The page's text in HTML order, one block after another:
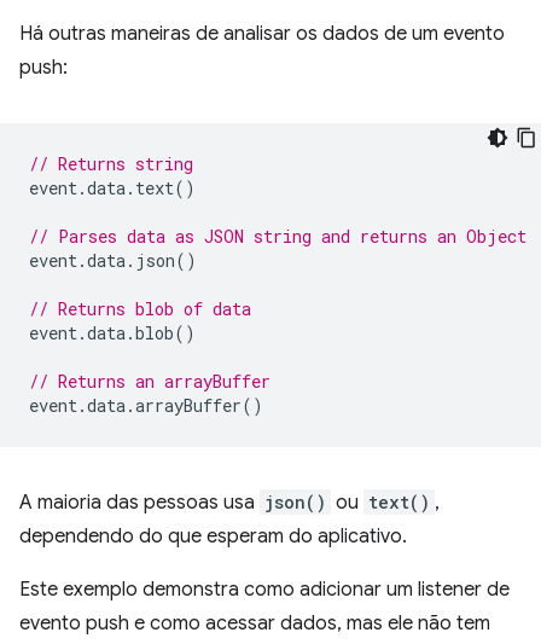
Há outras maneiras de analisar os dados de um evento
push:
// Returns string
event.data. text()
// Parses data as JSON string and returns an Object
event.data. json()
// Returns blob of data
event.data.blob()
// Returns an arrayBuffer
event.data.arrayBuffer()
A maioria das pessoas usa json() ou text() ,
dependendo do que esperam do aplicativo.
Este exemplo demonstra como adicionar um listener de
evento push e como acessar dados, mas ele não tem